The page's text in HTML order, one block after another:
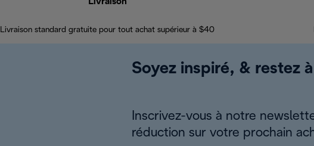
Livraison standard gratuite pour tout achat supérieur à $40
Soyez inspiré, & restez
Inscrivez-vous à notre
réduction sur votre prochain